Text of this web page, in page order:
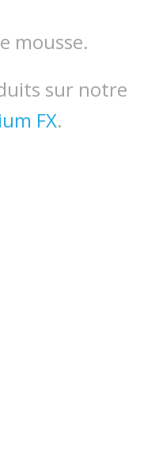
mousse.
sur notre
FX.